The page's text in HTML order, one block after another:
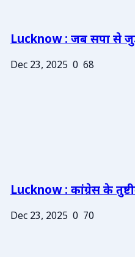
Lucknow : जब सपा से जुड़े
Dec 23, 2025 0 68
Lucknow : कांग्रेस के
Dec 23, 2025 0 70